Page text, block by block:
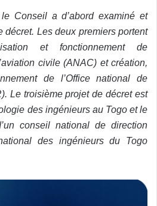
Conseil a d’abord examiné et
décret. Les deux premiers portent
et fonctionnement de
civile (ANAC) et création,
de l’Office national de
Le troisième projet de décret est
des ingénieurs au Togo et le
conseil national de direction
des ingénieurs du Togo